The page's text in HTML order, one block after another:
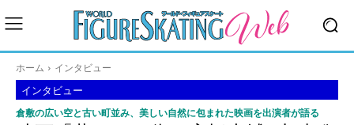
ホーム インタビュー
インタビュー
倉敷の広い空と古い町並み、美しい自然に包まれた映画を出演者が語る